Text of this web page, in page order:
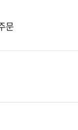
문